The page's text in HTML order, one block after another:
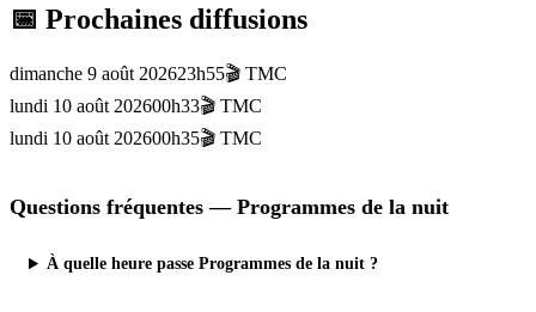
📅 Prochaines diffusions
dimanche 9 août 202623h55🎬 TMC
lundi 10 août 202600h33🎬 TMC
lundi 10 août 202600h35🎬 TMC
Questions fréquentes — Programmes de la nuit
À quelle heure passe Programmes de la nuit ?